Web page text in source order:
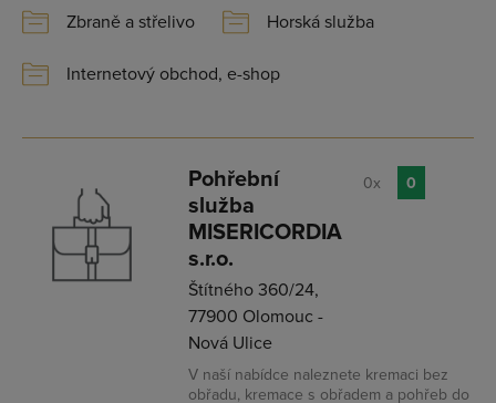
Zbraně a střelivo Horská služba
Internetový obchod, e-shop
Pohřební
služba
MISERICORDIA
s.r.o.
Štítného 360/24,
77900 Olomouc -
Nová Ulice
V naší nabídce naleznete kremaci bez
obřadu, kremace s obřadem a pohřeb do
0x 0